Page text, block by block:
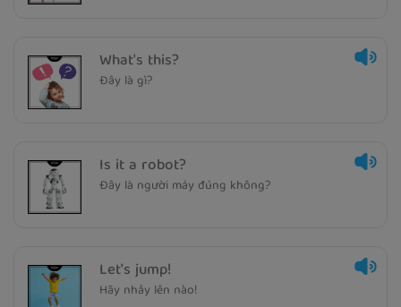
What's this?
Đây là gì?
Is it a robot?
Đây là người máy đúng không?
Let's jump!
Hãy nhảy lên nào!